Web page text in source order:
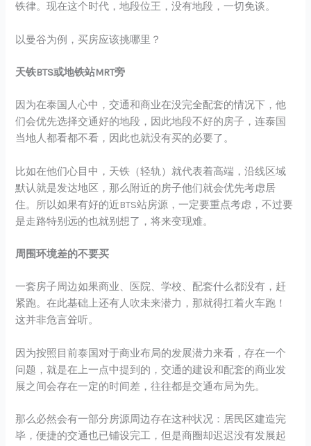
铁律。现在这个时代，地段位王，没有地段，一切免谈。
以曼谷为例，买房应该挑哪里？
天铁BTS或地铁站MRT旁
因为在泰国人心中，交通和商业在没完全配套的情况下，他
们会优先选择交通好的地段，因此地段不好的房子，连泰国
当地人都看都不看，因此也就没有买的必要了。
比如在他们心目中，天铁（轻轨）就代表着高端，沿线区域
默认就是发达地区，那么附近的房子他们就会优先考虑居
住。所以如果有好的近BTS站房源，一定要重点考虑，不过要
是走路特别远的也就别想了，将来变现难。
周围环境差的不要买
一套房子周边如果商业、医院、学校、配套什么都没有，赶
紧跑。在此基础上还有人吹未来潜力，那就得扛着火车跑！
这并非危言耸听。
因为按照目前泰国对于商业布局的发展潜力来看，存在一个
问题，就是在上一点中提到的，交通的建设和配套的商业发
展之间会存在一定的时间差，往往都是交通布局为先。
那么必然会有一部分房源周边存在这种状况：居民区建造完
毕，便捷的交通也已铺设完工，但是商圈却迟迟没有发展起